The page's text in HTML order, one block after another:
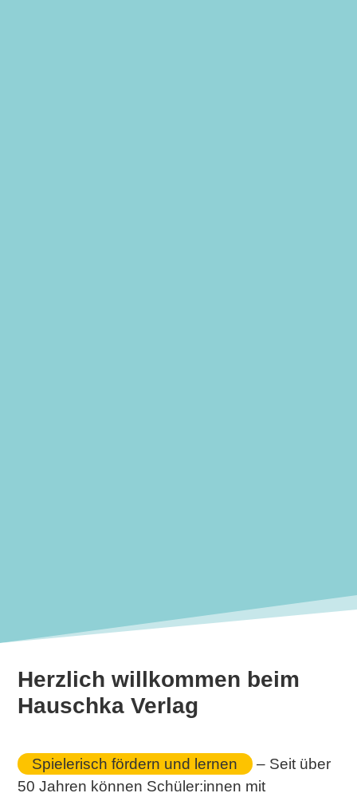
Herzlich willkommen beim
Hauschka Verlag
Spielerisch fördern und lernen
– Seit über
50 Jahren können Schüler:innen mit